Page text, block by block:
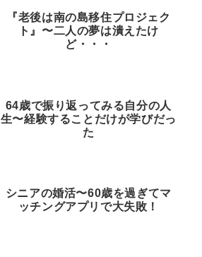
『老後は南の島移住プロジェク
ト』〜二人の夢は潰えたけ
ど・・・
64歳で振り返ってみる自分の人
生〜経験することだけが学びだっ
た
シニアの婚活〜60歳を過ぎてマ
ッチングアプリで大失敗！